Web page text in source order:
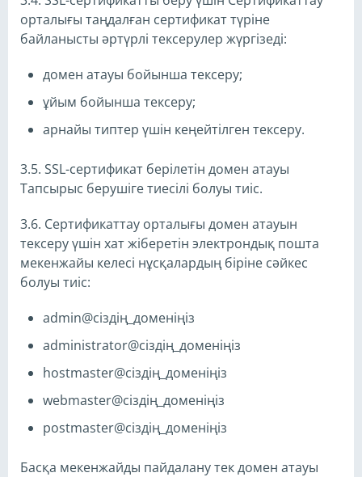
орталығы таңдалған сертификат түріне
байланысты әртүрлі тексерулер жүргізеді:
домен атауы бойынша тексеру;
ұйым бойынша тексеру;
арнайы типтер үшін кеңейтілген тексеру.
3.5. SSL-сертификат берілетін домен атауы
Тапсырыс берушіге тиесілі болуы тиіс.
3.6. Сертификаттау орталығы домен атауын
тексеру үшін хат жіберетін электрондық пошта
мекенжайы келесі нұсқалардың біріне сәйкес
болуы тиіс:
admin@сіздің_доменіңіз
administrator@сіздің_доменіңіз
hostmaster@сіздің_доменіңіз
webmaster@сіздің_доменіңіз
postmaster@сіздің_доменіңіз
Басқа мекенжайды пайдалану тек домен атауы